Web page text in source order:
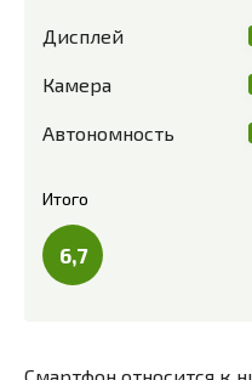
Дисплей
Камера
Автономность
Итого
6,7